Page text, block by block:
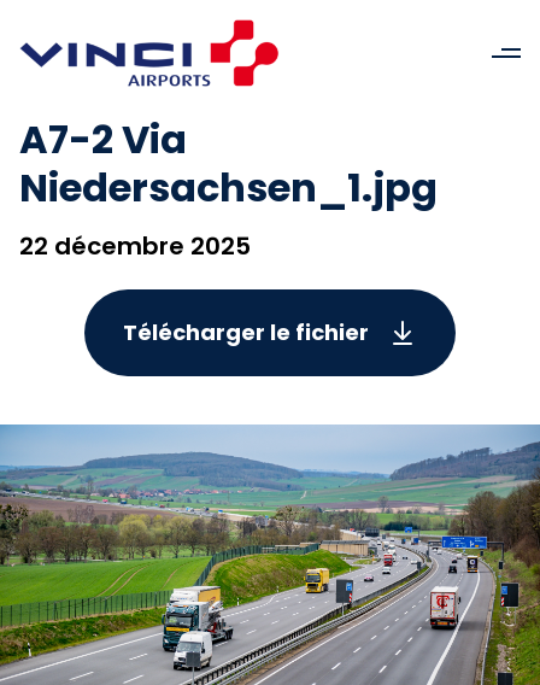
A7-2 Via
Niedersachsen_1.jpg
22 décembre 2025
Télécharger le fichier